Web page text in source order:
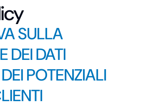
SULLA
DEI DATI
POTENZIALI